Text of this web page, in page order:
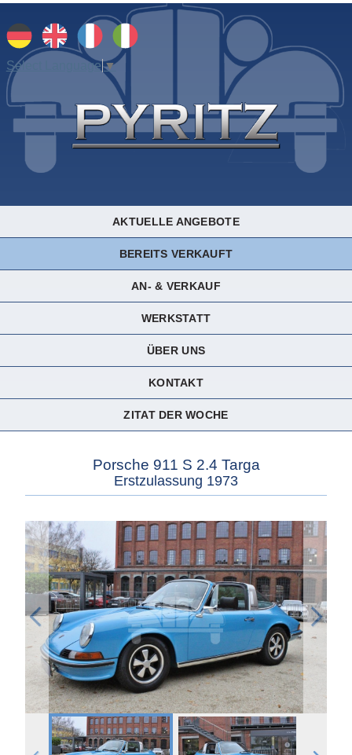
Select Language▼
AKTUELLE ANGEBOTE
BEREITS VERKAUFT
AN- & VERKAUF
WERKSTATT
ÜBER UNS
KONTAKT
ZITAT DER WOCHE
Porsche 911 S 2.4 Targa
Erstzulassung 1973